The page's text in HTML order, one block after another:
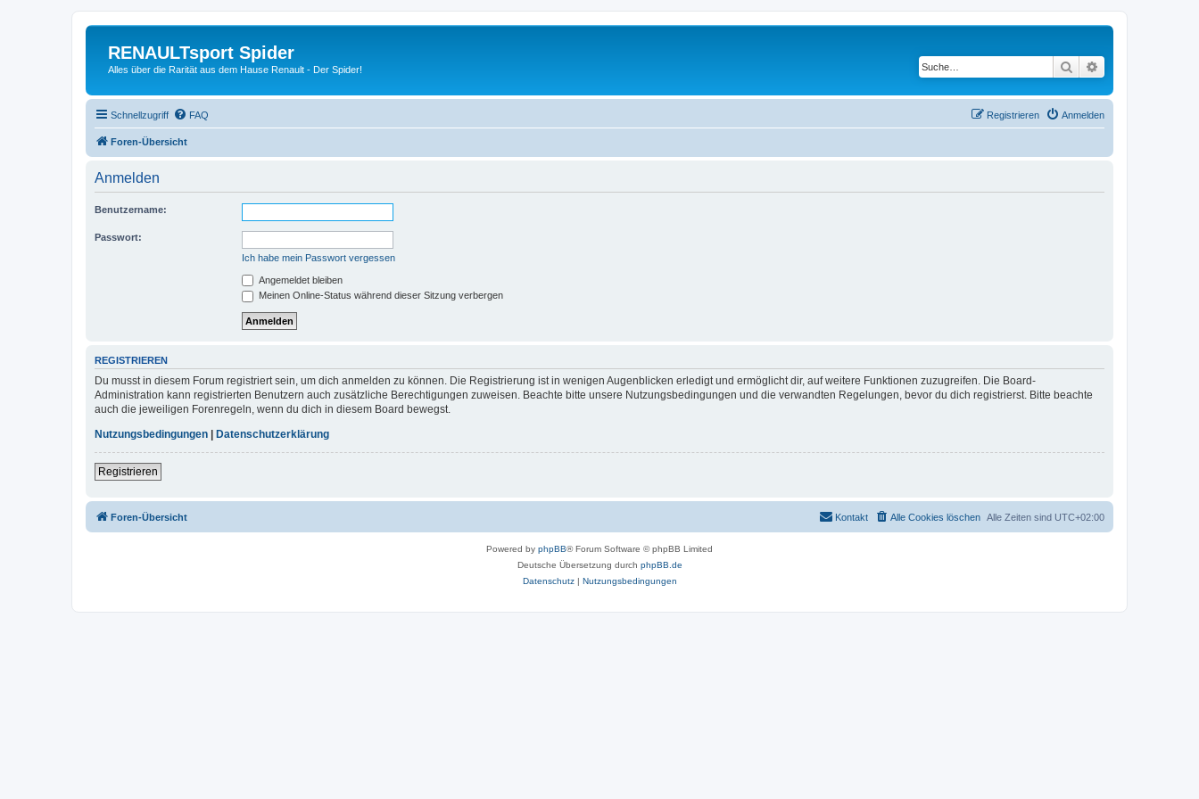
RENAULTsport Spider
Alles über die Rarität aus dem Hause Renault - Der Spider! Suche
Schnellzugriff FAQ Anmelden
Registrieren
Foren-Übersicht
Anmelden
Benutzername:
Passwort:
Ich habe mein Passwort vergessen
Angemeldet bleiben
Meinen Online-Status während dieser Sitzung verbergen
REGISTRIEREN
Du musst in diesem Forum registriert sein, um dich anmelden zu können. Die Registrierung ist in wenigen Augenblicken erledigt und ermöglicht dir, auf weitere Funktionen zuzugreifen. Die Board-
Administration kann registrierten Benutzern auch zusätzliche Berechtigungen zuweisen. Beachte bitte unsere Nutzungsbedingungen und die verwandten Regelungen, bevor du dich registrierst. Bitte beachte
auch die jeweiligen Forenregeln, wenn du dich in diesem Board bewegst.
Nutzungsbedingungen
Datenschutzerklärung
Registrieren
Foren-Übersicht Alle Zeiten sind UTC+02:00
Alle Cookies löschen
Kontakt
Powered by phpBB® Forum Software © phpBB Limited
Deutsche Übersetzung durch phpBB.de
Datenschutz| Nutzungsbedingungen